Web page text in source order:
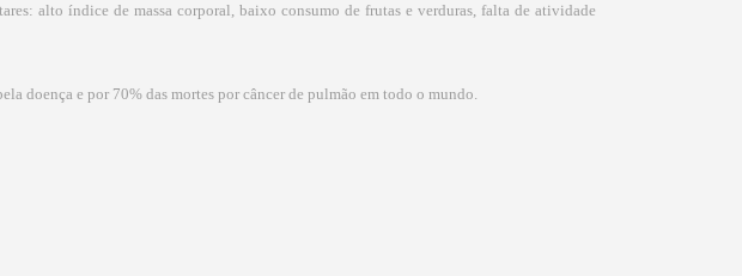
alto índice de massa corporal, baixo consumo de frutas e verduras, falta de atividade
doença e por 70% das mortes por câncer de pulmão em todo o mundo.